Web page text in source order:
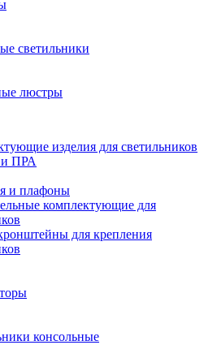
светильники
люстры
изделия для светильников
и ПРА
и плафоны
комплектующие для
для крепления
консольные